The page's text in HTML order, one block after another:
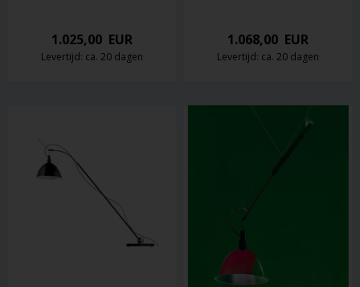
1.025,00 EUR
Levertijd: ca. 20 dagen
1.068,00 EUR
Levertijd: ca. 20 dagen